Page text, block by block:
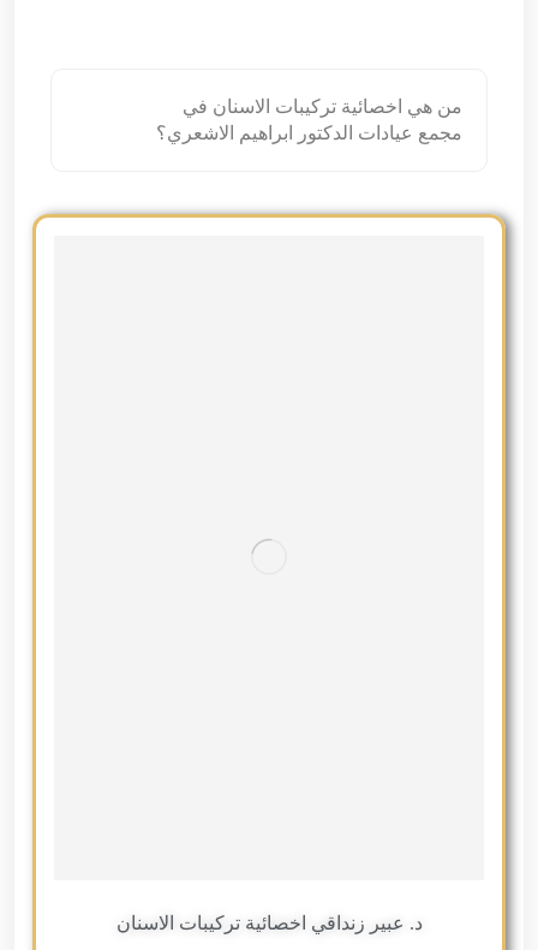
من هي اخصائية تركيبات الاسنان في
مجمع عيادات الدكتور ابراهيم الاشعري؟
د. عبير زنداقي اخصائية تركيبات الاسنان